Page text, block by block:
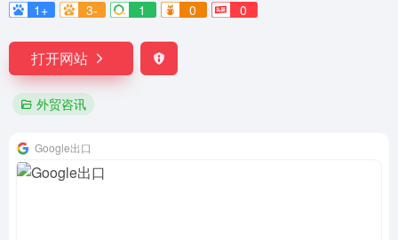
1+
3- 1 0 0
打开网站
外贸咨讯
Google出口